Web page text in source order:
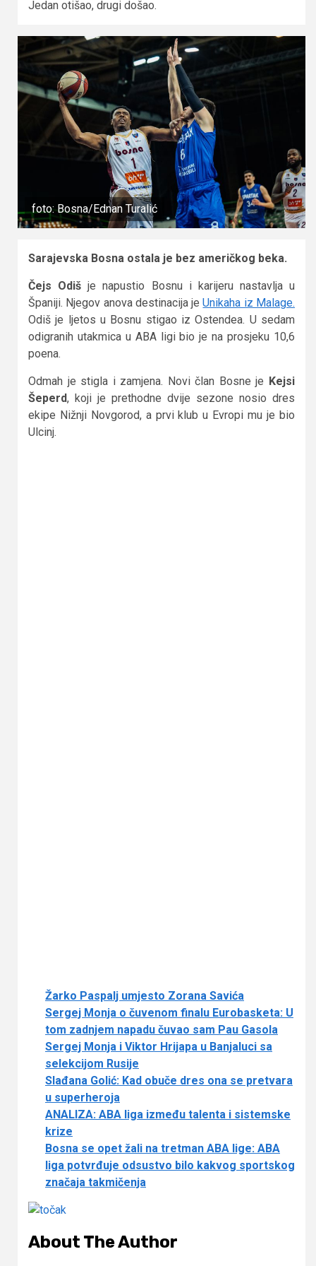
Jedan otišao, drugi došao.
foto: Bosna/Ednan Turalić
Sarajevska Bosna ostala je bez američkog beka.
Čejs Odiš je napustio Bosnu i karijeru nastavlja u
Španiji. Njegov anova destinacija jeUnikaha iz Malage.
Odiš je ljetos u Bosnu stigao iz Ostendea. U sedam
odigranih utakmica u ABA ligi bio je na prosjeku 10,6
poena.
Odmah je stigla i zamjena. Novi član Bosne je Kejsi
Šeperd, koji je prethodne dvije sezone nosio dres
ekipe Nižnji Novgorod, a prvi klub u Evropi mu je bio
Ulcinj.
Žarko Paspalj umjesto Zorana Savića
Sergej Monja o čuvenom finalu Eurobasketa: U
tom zadnjem napadu čuvao sam Pau Gasola
Sergej Monja i Viktor Hrijapa u Banjaluci sa
selekcijom Rusije
Slađana Golić: Kad obuče dres ona se pretvara
u superheroja
ANALIZA: ABA liga između talenta i sistemske
krize
Bosna se opet žali na tretman ABA lige: ABA
liga potvrđuje odsustvo bilo kakvog sportskog
značaja takmičenja
About The Author